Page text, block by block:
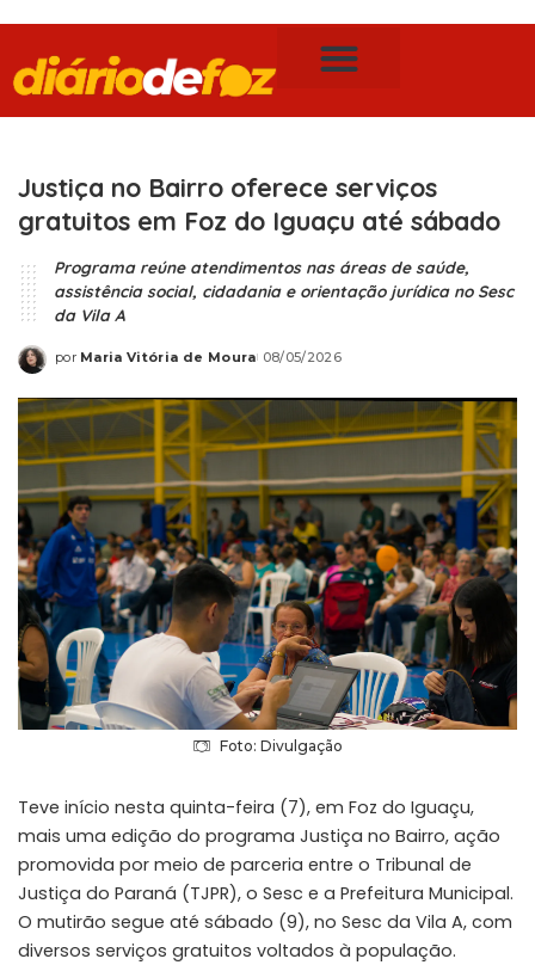
Justiça no Bairro oferece serviços
gratuitos em Foz do Iguaçu até sábado
Programa reúne atendimentos nas áreas de saúde,
assistência social, cidadania e orientação jurídica no Sesc
da Vila A
por Maria Vitória de Moura 08/05/2026
Foto: Divulgação
Teve início nesta quinta-feira (7), em Foz do Iguaçu,
mais uma edição do programa Justiça no Bairro, ação
promovida por meio de parceria entre o Tribunal de
Justiça do Paraná (TJPR), o Sesc e a Prefeitura Municipal.
O mutirão segue até sábado (9), no Sesc da Vila A, com
diversos serviços gratuitos voltados à população.